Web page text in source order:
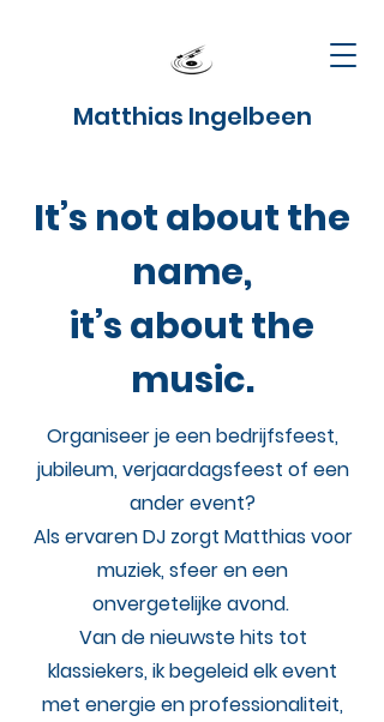
Matthias Ingelbeen
It’s not about the
name,
it’s about the
music.
Organiseer je een bedrijfsfeest,
jubileum, verjaardagsfeest of een
ander event?
Als ervaren DJ zorgt Matthias voor
muziek, sfeer en een
onvergetelijke avond.
Van de nieuwste hits tot
klassiekers, ik begeleid elk event
met energie en professionaliteit,